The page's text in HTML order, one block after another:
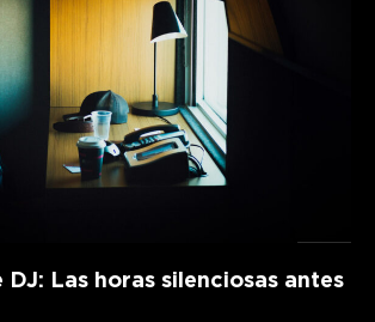
DJ: Las horas silenciosas antes